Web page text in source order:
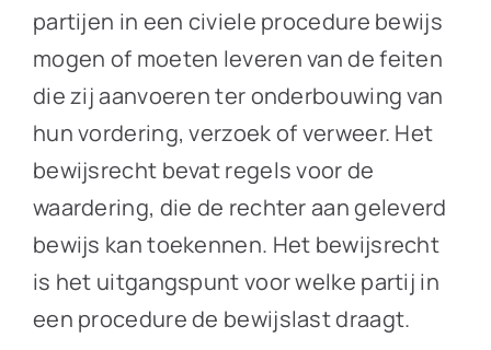
partijen in een civiele procedure bewijs
mogen of moeten leveren van de feiten
die zij aanvoeren ter onderbouwing van
hun vordering, verzoek of verweer. Het
bewijsrecht bevat regels voor de
waardering, die de rechter aan geleverd
bewijs kan toekennen. Het bewijsrecht
is het uitgangspunt voor welke partij in
een procedure de bewijslast draagt.